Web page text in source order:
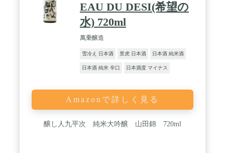
EAU DU DESI(希望の
水) 720ml
萬乗醸造
雪冷え 日本酒 景虎 日本酒 日本酒 純米酒
日本酒 純米 辛口 日本酒度 マイナス
Amazonで詳しく見る
醸し人九平次 純米大吟醸 山田錦 720ml